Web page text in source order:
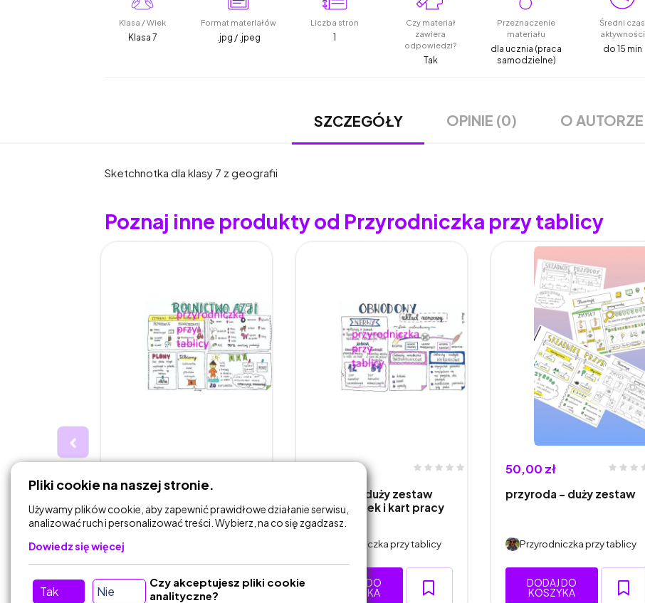
Klasa / Wiek
Klasa 7
Format materiałów
.jpg / .jpeg
Liczba stron
1
Czy materiał
zawiera
odpowiedzi?
Tak
Przeznaczenie
materiału
dla ucznia (praca
samodzielne)
Średni czas
aktywności
do 15 min
SZCZEGÓŁY OPINIE (0) O AUTORZE
Sketchnotka dla klasy 7 z geografii
Poznaj inne produkty od Przyrodniczka przy tablicy
-
tablicy
Geografia klasy 5-8 duży
zestaw sketchnotek
DODAJ DO
KOSZYKA
Biologia -duży zestaw
sketchnotek i kart pracy
dla…
Przyrodniczka przy tablicy
DODAJ DO
KOSZYKA
50,00 zł
przyroda - duży zestaw
Przyrodniczka przy tablicy
DODAJ DO
KOSZYKA
Pliki cookie na naszej stronie.
Używamy plików cookie, aby zapewnić prawidłowe działanie serwisu,
analizować ruch i personalizować treści. Wybierz, na co się zgadzasz.
Dowiedz się więcej
Tak Nie
Czy akceptujesz pliki cookie
analityczne?